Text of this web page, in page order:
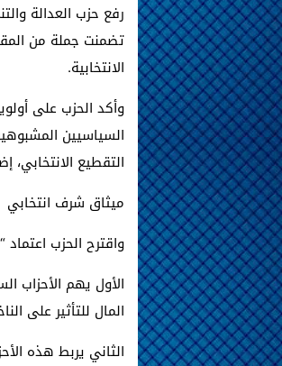
رفع حزب العدالة
تضمنت جملة من
الانتخابية.
وأكد الحزب على
السياسيين
التقطيع
ميثاق شرف انتخابي
واقترح الحزب
الأول يهم الأحزاب
المال للتأثير على
الثاني يربط هذه